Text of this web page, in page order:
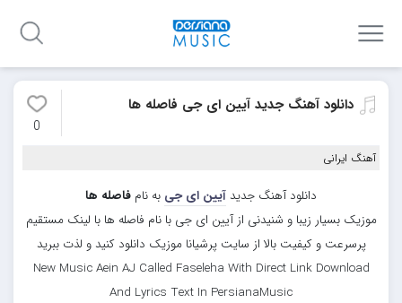
دانلود آهنگ جدید آیین ای جی فاصله ها
0
آهنگ ایرانی
دانلود آهنگ جدید آیین ای جی به نام فاصله ها
موزیک بسیار زیبا و شنیدنی از آیین ای جی با نام فاصله ها با لینک مستقیم
پرسرعت و کیفیت بالا از سایت پرشیانا موزیک دانلود کنید و لذت ببرید
New Music Aein AJ Called Faseleha With Direct Link Download
And Lyrics Text In PersianaMusic